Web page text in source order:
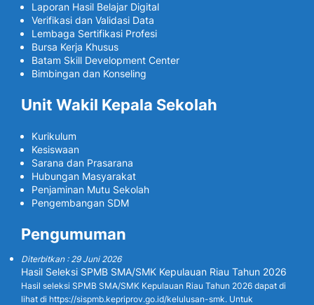
Laporan Hasil Belajar Digital
Verifikasi dan Validasi Data
Lembaga Sertifikasi Profesi
Bursa Kerja Khusus
Batam Skill Development Center
Bimbingan dan Konseling
Unit Wakil Kepala Sekolah
Kurikulum
Kesiswaan
Sarana dan Prasarana
Hubungan Masyarakat
Penjaminan Mutu Sekolah
Pengembangan SDM
Pengumuman
Diterbitkan : 29 Juni 2026
Hasil Seleksi SPMB SMA/SMK Kepulauan Riau Tahun 2026
Hasil seleksi SPMB SMA/SMK Kepulauan Riau Tahun 2026 dapat di
lihat di https://sispmb.kepriprov.go.id/kelulusan-smk. Untuk